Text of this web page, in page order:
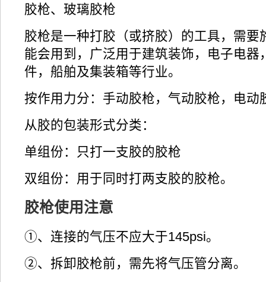
胶枪、玻璃胶枪
胶枪是一种打胶（或挤胶）的工具，需要
能会用到，广泛用于建筑装饰，电子电器
件，船舶及集装箱等行业。
按作用力分：手动胶枪，气动胶枪，电动
从胶的包装形式分类：
单组份：只打一支胶的胶枪
双组份：用于同时打两支胶的胶枪。
胶枪使用注意
①、连接的气压不应大于145psi。
②、拆卸胶枪前，需先将气压管分离。